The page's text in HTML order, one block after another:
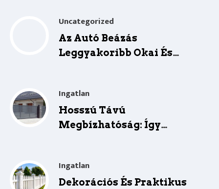
Uncategorized
Az Autó Beázás
Leggyakoribb Okai És
Ingatlan
Hosszú Távú
Megbízhatóság: Így
Ingatlan
Dekorációs És Praktikus